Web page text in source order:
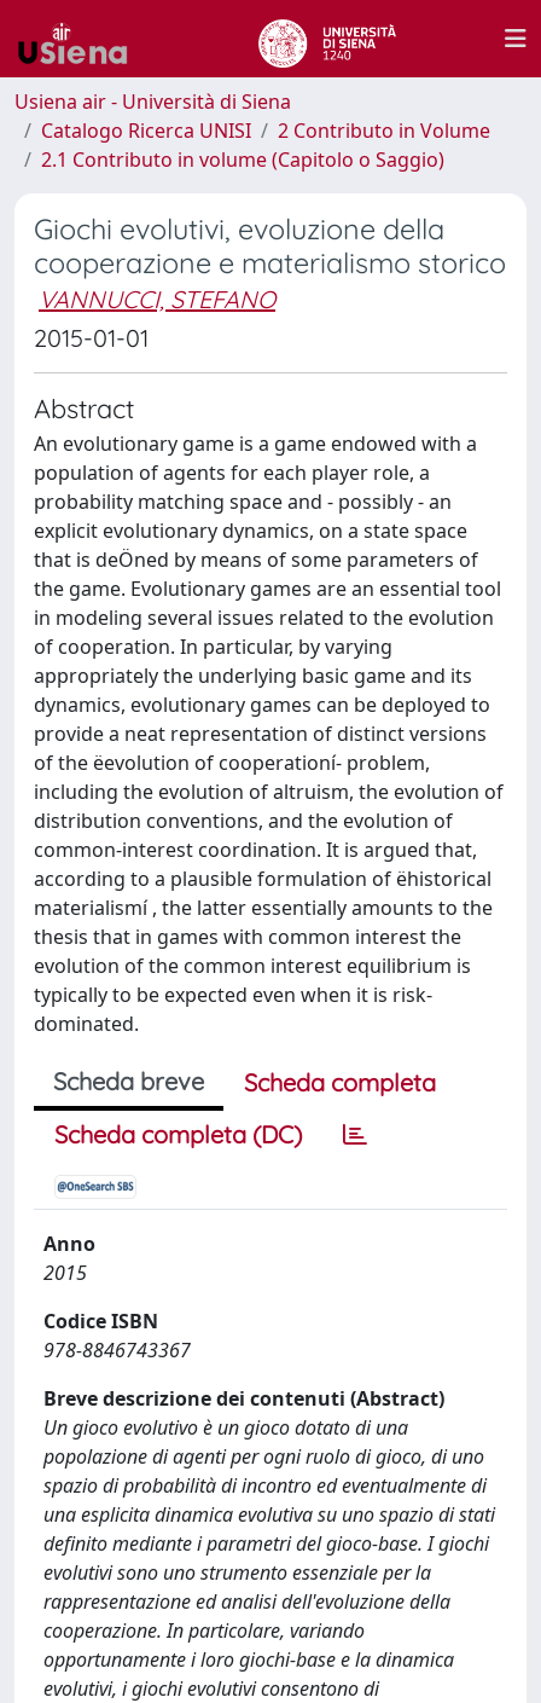
Usiena air - Università di Siena
Catalogo Ricerca UNISI
2 Contributo in Volume
2.1 Contributo in volume (Capitolo o Saggio)
Giochi evolutivi, evoluzione della
cooperazione e materialismo storico
VANNUCCI, STEFANO
2015-01-01
Abstract
An evolutionary game is a game endowed with a
population of agents for each player role, a
probability matching space and - possibly - an
explicit evolutionary dynamics, on a state space
that is deÖned by means of some parameters of
the game. Evolutionary games are an essential tool
in modeling several issues related to the evolution
of cooperation. In particular, by varying
appropriately the underlying basic game and its
dynamics, evolutionary games can be deployed to
provide a neat representation of distinct versions
of the ëevolution of cooperationí- problem,
including the evolution of altruism, the evolution of
distribution conventions, and the evolution of
common-interest coordination. It is argued that,
according to a plausible formulation of ëhistorical
materialismí , the latter essentially amounts to the
thesis that in games with common interest the
evolution of the common interest equilibrium is
typically to be expected even when it is risk-
dominated.
Scheda breve
Scheda completa
Scheda completa (DC)
Anno
2015
Codice ISBN
978-8846743367
Breve descrizione dei contenuti (Abstract)
Un gioco evolutivo è un gioco dotato di una
popolazione di agenti per ogni ruolo di gioco, di uno
spazio di probabilità di incontro ed eventualmente di
una esplicita dinamica evolutiva su uno spazio di stati
definito mediante i parametri del gioco-base. I giochi
evolutivi sono uno strumento essenziale per la
rappresentazione ed analisi dell'evoluzione della
cooperazione. In particolare, variando
opportunamente i loro giochi-base e la dinamica
evolutivi, i giochi evolutivi consentono di